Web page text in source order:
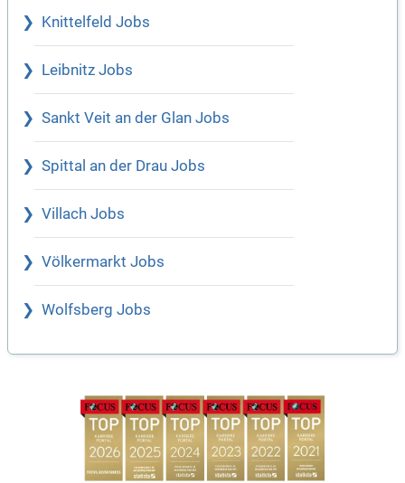
Knittelfeld Jobs
Leibnitz Jobs
Sankt Veit an der Glan Jobs
Spittal an der Drau Jobs
Villach Jobs
Völkermarkt Jobs
Wolfsberg Jobs